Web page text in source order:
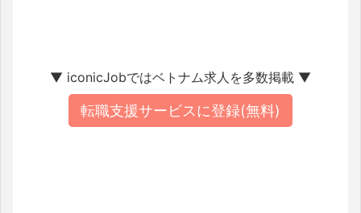
▼ iconicJobではベトナム求人を多数掲載 ▼
転職支援サービスに登録(無料)